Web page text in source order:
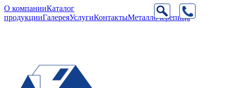
О компанииКаталог
продукцииГалереяУслугиКонтактыМеталлочерепица